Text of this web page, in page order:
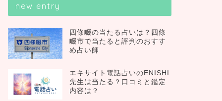
new entry
四條畷の当たる占いは？四條
畷市で当たると評判のおすす
め占い師
エキサイト電話占いのENISHI
先生は当たる？口コミと鑑定
内容は？